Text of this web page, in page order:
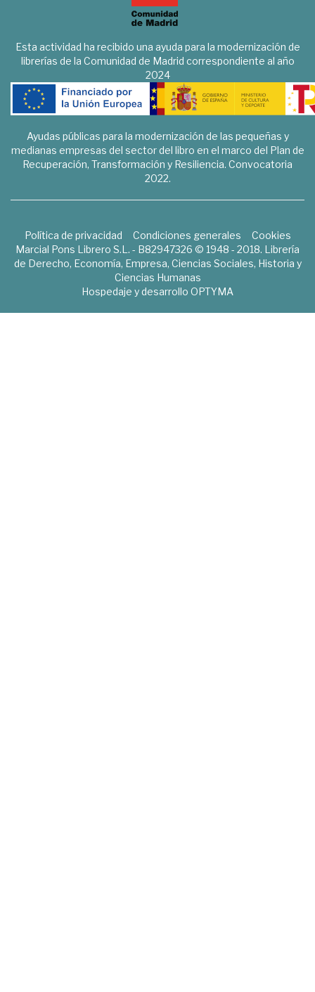
Esta actividad ha recibido una ayuda para la modernización de
librerías de la Comunidad de Madrid correspondiente al año
2024
Ayudas públicas para la modernización de las pequeñas y
medianas empresas del sector del libro en el marco del Plan de
Recuperación, Transformación y Resiliencia. Convocatoria
2022.
Política de privacidad Condiciones generales
Cookies
Marcial Pons Librero S.L. - B82947326 © 1948 - 2018. Librería
de Derecho, Economía, Empresa, Ciencias Sociales, Historia y
Ciencias Humanas
Hospedaje y desarrollo OPTYMA